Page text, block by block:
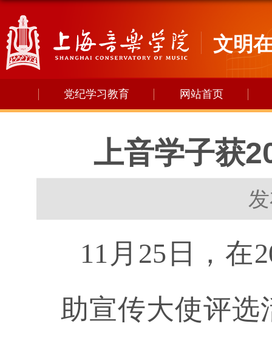
文明
党纪学习教育 网站首页
上音学子获
11 月 25 日，在
助宣传大使评选